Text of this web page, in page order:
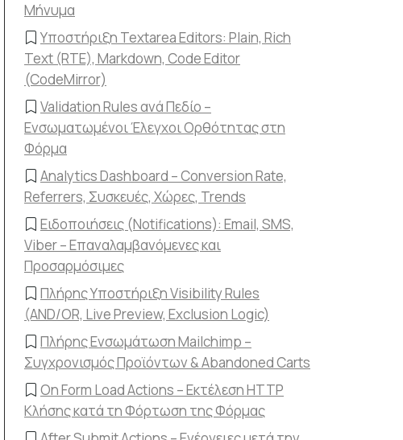
Μήνυμα
Υποστήριξη Textarea Editors: Plain, Rich
Text (RTE), Markdown, Code Editor
(CodeMirror)
Validation Rules ανά Πεδίο –
Ενσωματωμένοι Έλεγχοι Ορθότητας στη
Φόρμα
Analytics Dashboard – Conversion Rate,
Referrers, Συσκευές, Χώρες, Trends
Ειδοποιήσεις (Notifications): Email, SMS,
Viber – Επαναλαμβανόμενες και
Προσαρμόσιμες
Πλήρης Υποστήριξη Visibility Rules
(AND/OR, Live Preview, Exclusion Logic)
Πλήρης Ενσωμάτωση Mailchimp –
Συγχρονισμός Προϊόντων & Abandoned Carts
On Form Load Actions – Εκτέλεση HTTP
Κλήσης κατά τη Φόρτωση της Φόρμας